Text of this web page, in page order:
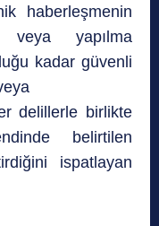
haberleşmenin
veya yapılma
kadar güvenli
delillerle birlikte
belirtilen
ispatlayan